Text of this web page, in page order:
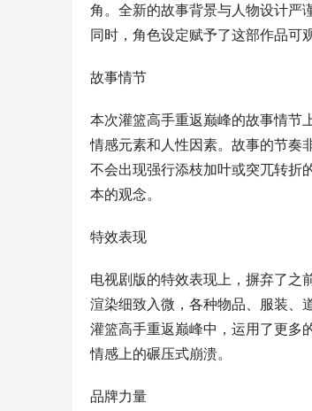
角。全新的故事背景与人物设计严
同时，角色设定赋予了这部作品可
故事情节
本次灌篮高手重返巅峰的故事情节
情感元素和人性因素。故事的节奏
不会出现强行添枝加叶或突兀转折
本的观念。
特效表现
电视剧版的特效表现上，摒弃了之
渲染细致入微，各种物品、服装、
灌篮高手重返巅峰中，运用了更多
情感上的碾压式崩溃。
品牌力量